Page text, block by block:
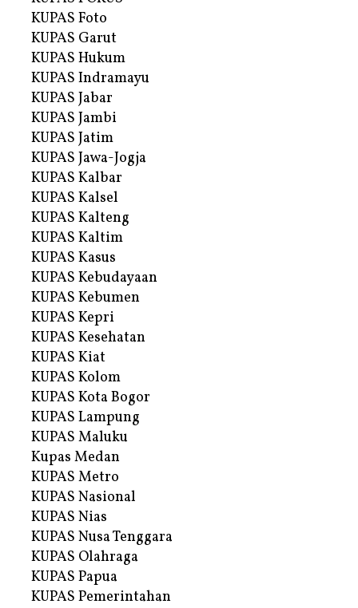
KUPAS Foto
KUPAS Garut
KUPAS Hukum
KUPAS Indramayu
KUPAS Jabar
KUPAS Jambi
KUPAS Jatim
KUPAS Jawa-Jogja
KUPAS Kalbar
KUPAS Kalsel
KUPAS Kalteng
KUPAS Kaltim
KUPAS Kasus
KUPAS Kebudayaan
KUPAS Kebumen
KUPAS Kepri
KUPAS Kesehatan
KUPAS Kiat
KUPAS Kolom
KUPAS Kota Bogor
KUPAS Lampung
KUPAS Maluku
Kupas Medan
KUPAS Metro
KUPAS Nasional
KUPAS Nias
KUPAS Nusa Tenggara
KUPAS Olahraga
KUPAS Papua
KUPAS Pemerintahan